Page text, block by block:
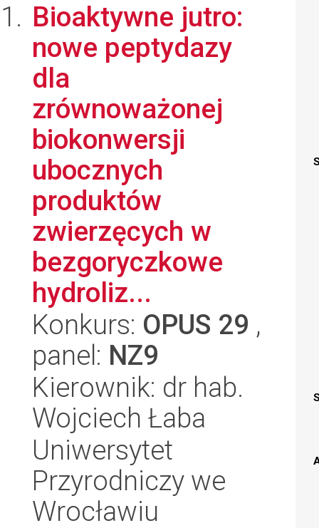
Bioaktywne jutro:
nowe peptydazy
dla
zrównoważonej
biokonwersji
ubocznych
produktów
zwierzęcych w
bezgoryczkowe
hydroliz...
Konkurs: OPUS 29 ,
panel: NZ9
Kierownik: dr hab.
Wojciech Łaba
Uniwersytet
Przyrodniczy we
Wrocławiu